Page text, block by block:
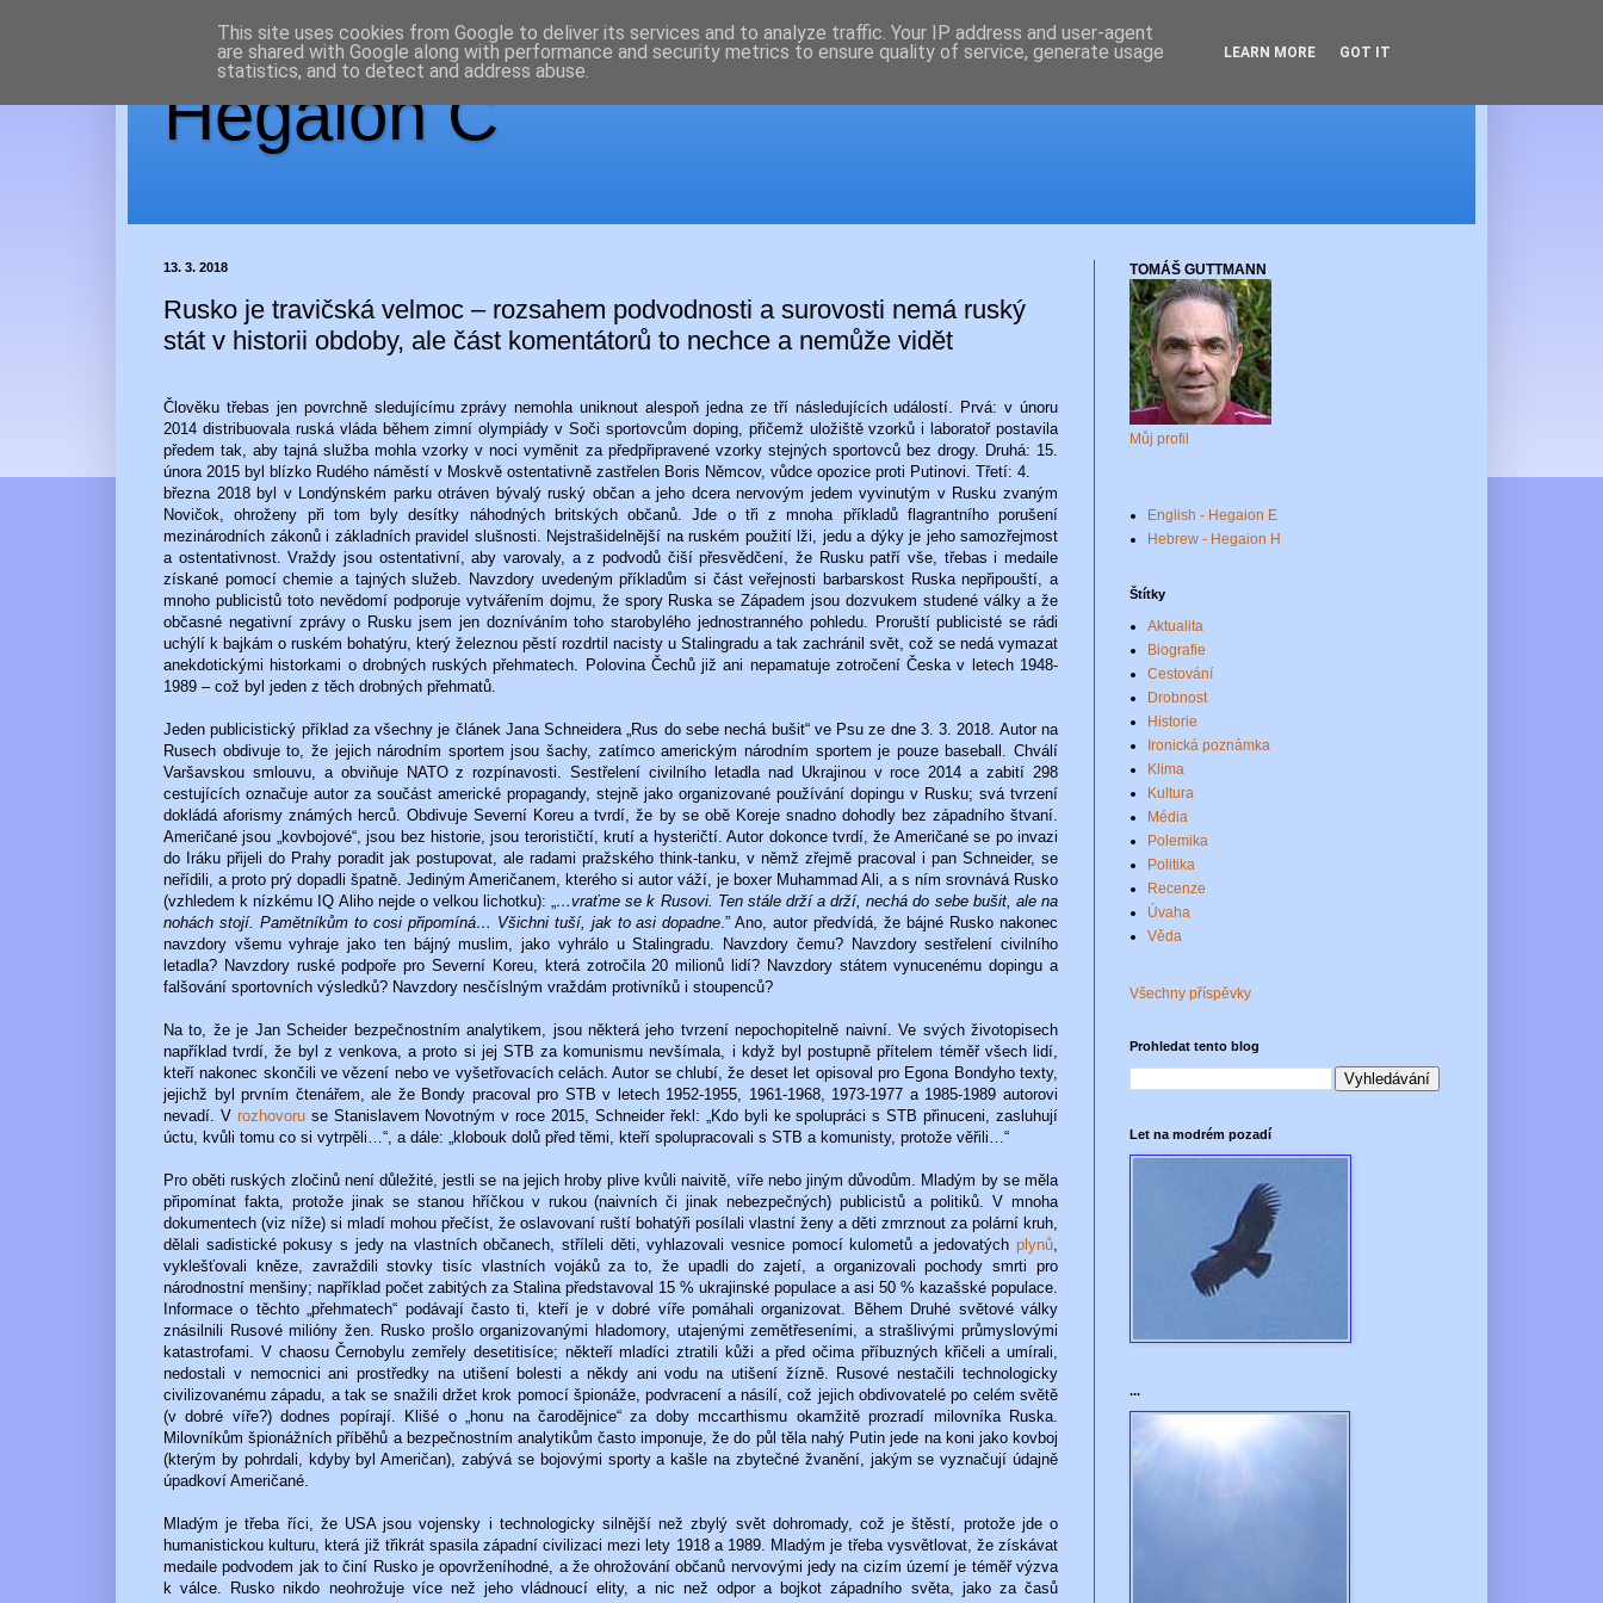
Hegaion Č
13. 3. 2018
Rusko je travičská velmoc – rozsahem podvodnosti a surovosti nemá ruský
stát v historii obdoby, ale část komentátorů to nechce a nemůže vidět
Člověku třebas jen povrchně sledujícímu zprávy nemohla uniknout alespoň jedna ze tří následujících událostí. Prvá: v únoru
2014 distribuovala ruská vláda během zimní olympiády v Soči sportovcům doping, přičemž uložiště vzorků i laboratoř postavila
předem tak, aby tajná služba mohla vzorky v noci vyměnit za předpřipravené vzorky stejných sportovců bez drogy. Druhá: 15.
února 2015 byl blízko Rudého náměstí v Moskvě ostentativně zastřelen Boris Němcov, vůdce opozice proti Putinovi. Třetí: 4.
března 2018 byl v Londýnském parku otráven bývalý ruský občan a jeho dcera nervovým jedem vyvinutým v Rusku zvaným
Novičok, ohroženy při tom byly desítky náhodných britských občanů. Jde o tři z mnoha příkladů flagrantního porušení
mezinárodních zákonů i základních pravidel slušnosti. Nejstrašidelnější na ruském použití lži, jedu a dýky je jeho samozřejmost
a ostentativnost. Vraždy jsou ostentativní, aby varovaly, a z podvodů čiší přesvědčení, že Rusku patří vše, třebas i medaile
získané pomocí chemie a tajných služeb. Navzdory uvedeným příkladům si část veřejnosti barbarskost Ruska nepřipouští, a
mnoho publicistů toto nevědomí podporuje vytvářením dojmu, že spory Ruska se Západem jsou dozvukem studené války a že
občasné negativní zprávy o Rusku jsem jen dozníváním toho starobylého jednostranného pohledu. Proruští publicisté se rádi
uchýlí k bajkám o ruském bohatýru, který železnou pěstí rozdrtil nacisty u Stalingradu a tak zachránil svět, což se nedá vymazat
anekdotickými historkami o drobných ruských přehmatech. Polovina Čechů již ani nepamatuje zotročení Česka v letech 1948-
1989 – což byl jeden z těch drobných přehmatů.
Jeden publicistický příklad za všechny je článek Jana Schneidera „Rus do sebe nechá bušit“ ve Psu ze dne 3. 3. 2018. Autor na
Rusech obdivuje to, že jejich národním sportem jsou šachy, zatímco americkým národním sportem je pouze baseball. Chválí
Varšavskou smlouvu, a obviňuje NATO z rozpínavosti. Sestřelení civilního letadla nad Ukrajinou v roce 2014 a zabití 298
cestujících označuje autor za součást americké propagandy, stejně jako organizované používání dopingu v Rusku; svá tvrzení
dokládá aforismy známých herců. Obdivuje Severní Koreu a tvrdí, že by se obě Koreje snadno dohodly bez západního štvaní.
Američané jsou „kovbojové“, jsou bez historie, jsou terorističtí, krutí a hysteričtí. Autor dokonce tvrdí, že Američané se po invazi
do Iráku přijeli do Prahy poradit jak postupovat, ale radami pražského think-tanku, v němž zřejmě pracoval i pan Schneider, se
neřídili, a proto prý dopadli špatně. Jediným Američanem, kterého si autor váží, je boxer Muhammad Ali, a s ním srovnává Rusko
(vzhledem k nízkému IQ Aliho nejde o velkou lichotku): „ …vraťme se k Rusovi. Ten stále drží a drží, nechá do sebe bušit, ale na
nohách stojí. Pamětníkům to cosi připomíná… Všichni tuší, jak to asi dopadne .” Ano, autor předvídá, že bájné Rusko nakonec
navzdory všemu vyhraje jako ten bájný muslim, jako vyhrálo u Stalingradu. Navzdory čemu? Navzdory sestřelení civilního
letadla? Navzdory ruské podpoře pro Severní Koreu, která zotročila 20 milionů lidí? Navzdory státem vynucenému dopingu a
falšování sportovních výsledků? Navzdory nesčíslným vraždám protivníků i stoupenců?
Na to, že je Jan Scheider bezpečnostním analytikem, jsou některá jeho tvrzení nepochopitelně naivní. Ve svých životopisech
například tvrdí, že byl z venkova, a proto si jej STB za komunismu nevšímala, i když byl postupně přítelem téměř všech lidí,
kteří nakonec skončili ve vězení nebo ve vyšetřovacích celách. Autor se chlubí, že deset let opisoval pro Egona Bondyho texty,
jejichž byl prvním čtenářem, ale že Bondy pracoval pro STB v letech 1952-1955, 1961-1968, 1973-1977 a 1985-1989 autorovi
nevadí. V rozhovoru se Stanislavem Novotným v roce 2015, Schneider řekl: „Kdo byli ke spolupráci s STB přinuceni, zasluhují
úctu, kvůli tomu co si vytrpěli…“, a dále: „klobouk dolů před těmi, kteří spolupracovali s STB a komunisty, protože věřili…“
Pro oběti ruských zločinů není důležité, jestli se na jejich hroby plive kvůli naivitě, víře nebo jiným důvodům. Mladým by se měla
připomínat fakta, protože jinak se stanou hříčkou v rukou (naivních či jinak nebezpečných) publicistů a politiků. V mnoha
dokumentech (viz níže) si mladí mohou přečíst, že oslavovaní ruští bohatýři posílali vlastní ženy a děti zmrznout za polární kruh,
dělali sadistické pokusy s jedy na vlastních občanech, stříleli děti, vyhlazovali vesnice pomocí kulometů a jedovatých plynů
vyklešťovali kněze, zavraždili stovky tisíc vlastních vojáků za to, že upadli do zajetí, a organizovali pochody smrti pro
národnostní menšiny; například počet zabitých za Stalina představoval 15 % ukrajinské populace a asi 50 % kazašské populace.
Informace o těchto „přehmatech“ podávají často ti, kteří je v dobré víře pomáhali organizovat. Během Druhé světové války
znásilnili Rusové milióny žen. Rusko prošlo organizovanými hladomory, utajenými zemětřeseními, a strašlivými průmyslovými
katastrofami. V chaosu Černobylu zemřely desetitisíce; někteří mladíci ztratili kůži a před očima příbuzných křičeli a umírali,
nedostali v nemocnici ani prostředky na utišení bolesti a někdy ani vodu na utišení žízně. Rusové nestačili technologicky
civilizovanému západu, a tak se snažili držet krok pomocí špionáže, podvracení a násilí, což jejich obdivovatelé po celém světě
(v dobré víře?) dodnes popírají. Klišé o „honu na čarodějnice“ za doby mccarthismu okamžitě prozradí milovníka Ruska.
Milovníkům špionážních příběhů a bezpečnostním analytikům často imponuje, že do půl těla nahý Putin jede na koni jako kovboj
(kterým by pohrdali, kdyby byl Američan), zabývá se bojovými sporty a kašle na zbytečné žvanění, jakým se vyznačují údajně
úpadkoví Američané.
Mladým je třeba říci, že USA jsou vojensky i technologicky silnější než zbylý svět dohromady, což je štěstí, protože jde o
humanistickou kulturu, která již třikrát spasila západní civilizaci mezi lety 1918 a 1989. Mladým je třeba vysvětlovat, že získávat
medaile podvodem jak to činí Rusko je opovrženíhodné, a že ohrožování občanů nervovými jedy na cizím území je téměř výzva
k válce. Rusko nikdo neohrožuje více než jeho vládnoucí elity, a nic než odpor a bojkot západního světa, jako za časů
TOMÁŠ GUTTMANN
Můj profil
English - Hegaion E
Hebrew - Hegaion H
Štítky
Aktualita
Biografie
Cestování
Drobnost
Historie
Ironická poznámka
Klima
Kultura
Média
Polemika
Politika
Recenze
Úvaha
Věda
Všechny příspěvky
Prohledat tento blog
Let na modrém pozadí
...
This site uses cookies from Google to deliver its services and to analyze traffic. Your IP address and user-agent
are shared with Google along with performance and security metrics to ensure quality of service, generate usage
statistics, and to detect and address abuse.
LEARN MORE GOT IT